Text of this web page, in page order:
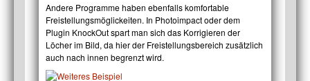
Andere Programme haben ebenfalls komfortable
Freistellungsmöglickeiten. In Photoimpact oder dem
Plugin KnockOut spart man sich das Korrigieren der
Löcher im Bild, da hier der Freistellungsbereich zusätzlich
auch nach innen begrenzt wird.